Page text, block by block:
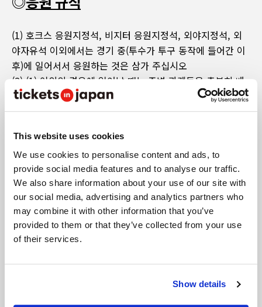
This website uses cookies
We use cookies to personalise content and ads, to
provide social media features and to analyse our traffic.
We also share information about your use of our site with
our social media, advertising and analytics partners who
may combine it with other information that you’ve
provided to them or that they’ve collected from your use
of their services.
Show details
(1) 호크스 응원지정석, 비지터 응원지정석, 외야지정석, 외
야자유석 이외에서는 경기 중(투수가 투구 동작에 들어간 이
후)에 일어서서 응원하는 것은 삼가 주십시오
(2) (1) 이외의 경우에 일어날 때는 주변 관객들을 충분히 배
려해 주시기 바랍니다. 경기 중이 아니더라도 스태프가 지시
할 때는 착석해 주시기 바랍니다
(4) MIZUHO PayPay돔에서는 외야석 일부에 ‘호크스 응원
구역’ 및 ‘비지터(대전 팀) 응원 구역’이라는 각각의 팬 전용
응원 구역을 설치하여 특별한 규칙을 적용하고 있습니다. 각
구역 안에서는 상대 팀을 응원하는 행위, 대상 팀 이외의 팀
의 응원 굿즈 반입, 대상 팀 이외의 팬이라는 것을 알 수 있는
복장으로 관람, 지나가는 행위를 금지합니다.